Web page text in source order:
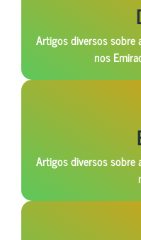
Artigos diversos sobre
nos
Artigos diversos sobre